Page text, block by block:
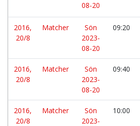
08-20
2016,
20/8
Matcher
Sön
2023-
08-20
09:20
2016,
20/8
Matcher
Sön
2023-
08-20
09:40
2016,
20/8
Matcher
Sön
2023-
10:00